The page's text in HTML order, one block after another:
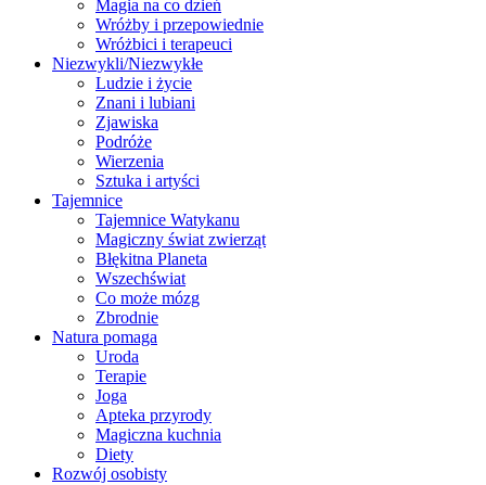
Magia na co dzień
Wróżby i przepowiednie
Wróżbici i terapeuci
Niezwykli/Niezwykłe
Ludzie i życie
Znani i lubiani
Zjawiska
Podróże
Wierzenia
Sztuka i artyści
Tajemnice
Tajemnice Watykanu
Magiczny świat zwierząt
Błękitna Planeta
Wszechświat
Co może mózg
Zbrodnie
Natura pomaga
Uroda
Terapie
Joga
Apteka przyrody
Magiczna kuchnia
Diety
Rozwój osobisty